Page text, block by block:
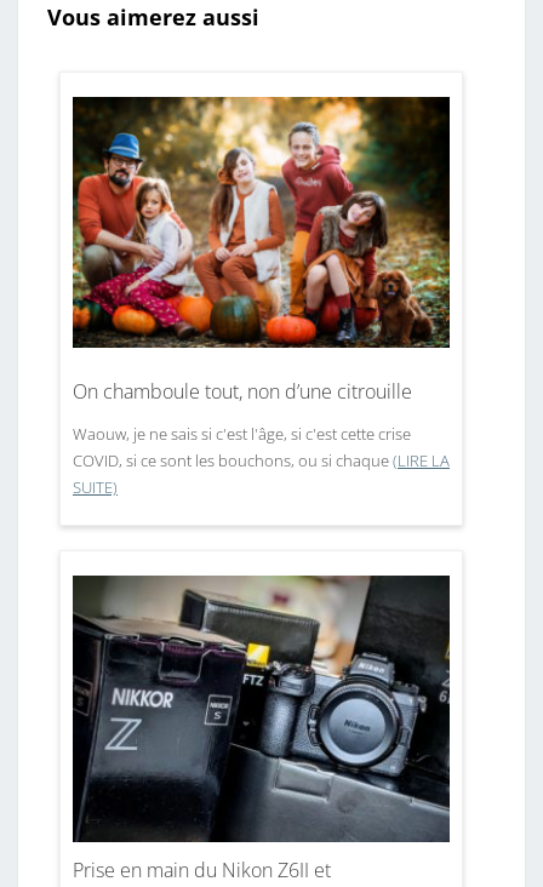
Vous aimerez aussi
On chamboule tout, non d’une citrouille
Waouw, je ne sais si c'est l'âge, si c'est cette crise
COVID, si ce sont les bouchons, ou si chaque(LIRE LA
SUITE)
Prise en main du Nikon Z6II et